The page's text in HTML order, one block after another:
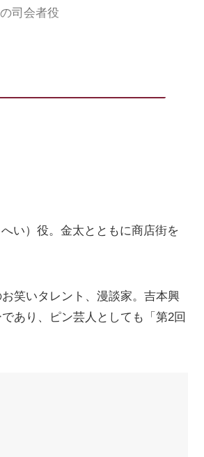
司会者役
い）役。金太とともに商店街を
笑いタレント、漫談家。吉本興
あり、ピン芸人としても「第2回